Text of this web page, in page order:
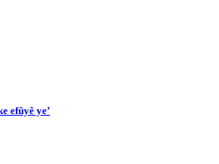
efûyê ye’